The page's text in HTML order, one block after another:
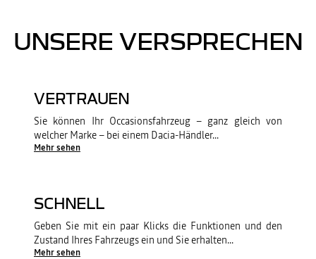
UNSERE VERSPRECHEN
VERTRAUEN
Sie können Ihr Occasionsfahrzeug – ganz gleich von
welcher Marke – bei einem Dacia-Händler...
Mehr sehen
SCHNELL
Geben Sie mit ein paar Klicks die Funktionen und den
Zustand Ihres Fahrzeugs ein und Sie erhalten...
Mehr sehen